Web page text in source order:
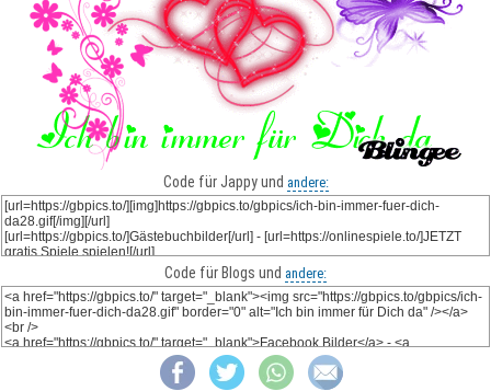
Code für Jappy und andere:
Code für Blogs und andere: